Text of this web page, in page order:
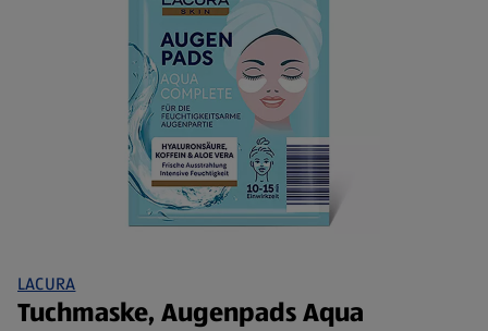
LACURA
Tuchmaske, Augenpads Aqua